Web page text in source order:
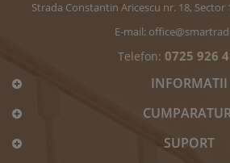
Strada Constantin Aricescu nr. 18, Sector
E-mail:
Telefon: 0725 926
INFORMATII
SUPORT